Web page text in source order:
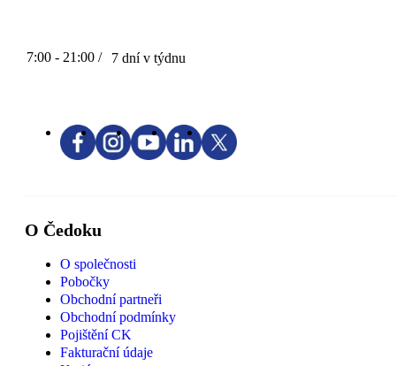
7:00 - 21:00 / 7 dní v týdnu
O Čedoku
O společnosti
Pobočky
Obchodní partneři
Obchodní podmínky
Pojištění CK
Fakturační údaje